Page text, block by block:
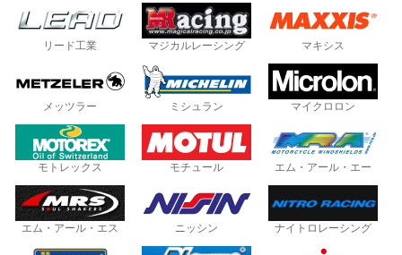
リード工業 マジカルレーシング マキシス
メッツラー ミシュラン マイクロロン
モトレックス モチュール エム・アール・エー
エム・アール・エス ニッシン ナイトロレーシング